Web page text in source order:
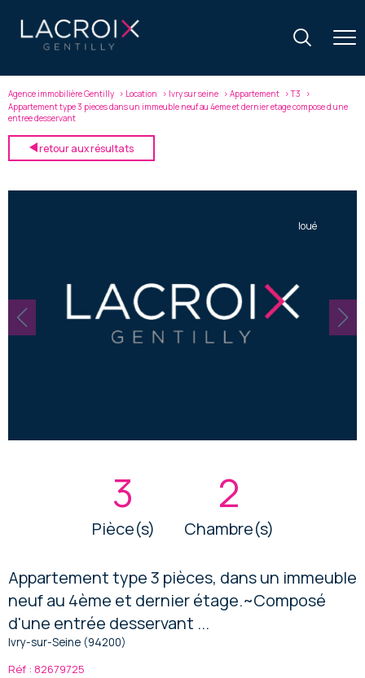
Agence immobilière Gentilly Location Ivry sur seine Appartement
T3
Appartement type 3 pieces dans un immeuble neuf au 4eme et dernier etage compose d une
entree desservant
retour aux résultats
loué
3
Pièce(s)
2
Chambre(s)
Appartement type 3 pièces, dans un immeuble
neuf au 4ème et dernier étage.~Composé
d'une entrée desservant ...
Ivry-sur-Seine (94200)
Réf : 82679725